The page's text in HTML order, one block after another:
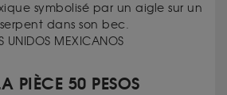
symbolisé par un aigle sur un
dans son bec.
UNIDOS MEXICANOS
PIÈCE 50 PESOS